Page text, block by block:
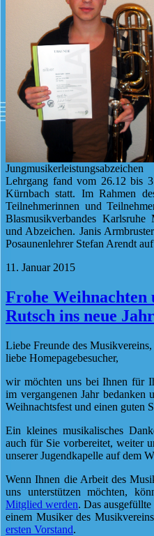
Lehrgang fand vom 26.12 bis
Kürnbach statt. Im Rahmen
Teilnehmerinnen und
Blasmusikverbandes
und Abzeichen. Janis
Posaunenlehrer Stefan Arendt
11. Januar 2015
Frohe Weihnachten
Rutsch ins neue
Liebe Freunde des Musikvereins,
liebe Homepagebesucher,
wir möchten uns bei Ihnen für
im vergangenen Jahr bedanken
Weihnachtsfest und einen guten
Ein kleines musikalisches
auch für Sie vorbereitet, weiter
unserer Jugendkapelle auf dem
Wenn Ihnen die Arbeit des
uns unterstützen möchten,
Mitglied werden. Das
einem Musiker des
ersten Vorstand.